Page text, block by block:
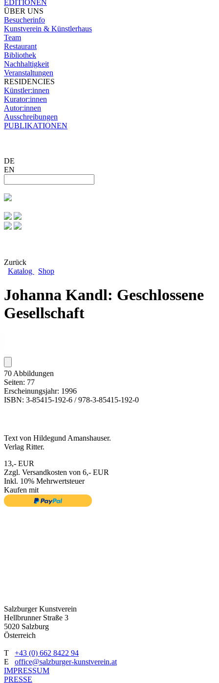
EDITIONEN
ÜBER UNS
Besucherinfo
Kunstverein & Künstlerhaus
Team
Restaurant
Bibliothek
Nachhaltigkeit
Veranstaltungen
RESIDENCIES
Künstler:innen
Kurator:innen
Autor:innen
Ausschreibungen
PUBLIKATIONEN
DE
EN
Zurück
Katalog
Shop
Johanna Kandl: Geschlossene
Gesellschaft
70 Abbildungen
Seiten: 77
Erscheinungsjahr: 1996
ISBN: 3-85415-192-6 / 978-3-85415-192-0
Text von Hildegund Amanshauser.
Verlag Ritter.
13,- EUR
Zzgl. Versandkosten von 6,- EUR
Inkl. 10% Mehrwertsteuer
Kaufen mit
Salzburger Kunstverein
Hellbrunner Straße 3
5020 Salzburg
Österreich
T +43 (0) 662 8422 94
E office@salzburger-kunstverein.at
IMPRESSUM
PRESSE